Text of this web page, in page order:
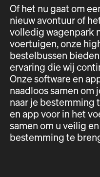
Of het nu gaat om
nieuw avontuur of
volledig wagenpark
voertuigen, onze
bestelbussen
ervaring die wij
Onze software en
naadloos samen
naar je bestemming
en app voor in het
samen om u veilig
bestemming te